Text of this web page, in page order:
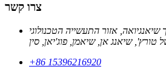
צרו קשר
קומרש, מס' 35, דרך שיאנגיואה, אזור התעשייה הטכנולוגי
+86 15396216920